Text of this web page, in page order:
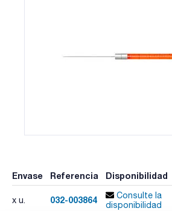
Envase Referencia Disponibilidad
x u. 032-003864
Consulte la
disponibilidad